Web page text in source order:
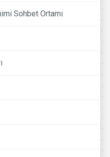
Sohbet Ortamı